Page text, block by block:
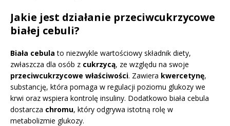
Jakie jest działanie przeciwcukrzycowe
białej cebuli?
Biała cebula to niezwykle wartościowy składnik diety,
zwłaszcza dla osób z cukrzycą, ze względu na swoje
przeciwcukrzycowe właściwości. Zawiera kwercetynę,
substancję, która pomaga w regulacji poziomu glukozy we
krwi oraz wspiera kontrolę insuliny. Dodatkowo biała cebula
dostarcza chromu, który odgrywa istotną rolę w
metabolizmie glukozy.